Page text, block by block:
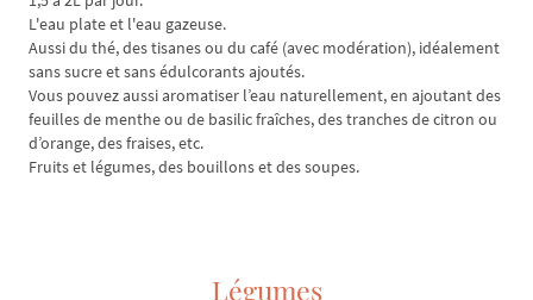
L'eau plate et l'eau gazeuse.
Aussi du thé, des tisanes ou du café (avec modération), idéalement
sans sucre et sans édulcorants ajoutés.
Vous pouvez aussi aromatiser l’eau naturellement, en ajoutant des
feuilles de menthe ou de basilic fraîches, des tranches de citron ou
d’orange, des fraises, etc.
Fruits et légumes, des bouillons et des soupes.
Légumes